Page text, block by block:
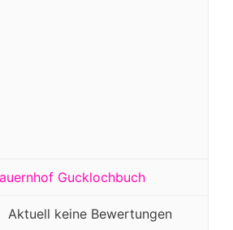
Gucklochbuch
Aktuell keine Bewertungen